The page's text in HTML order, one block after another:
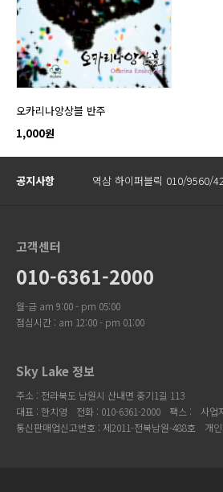
오카리나앙상블 반주
1,000원
공지사항 역삼 하이퍼블릭 010/9560/
고객센터
010-6361-2000
월-금 am 9:00 - pm 05:00
점심시간 : am 12:00 - pm 01:00
Sky Lake 정보
주소 : 전라북도 남원시 산내면 중기1길 113
대표 : 한치영
전화 : 010-6361-2000 팩스 :
사업
통신판매업신고번호 : 제2011-전북남원-488호
개